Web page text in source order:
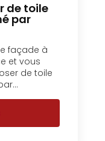
de toile
par
façade à
et vous
de toile